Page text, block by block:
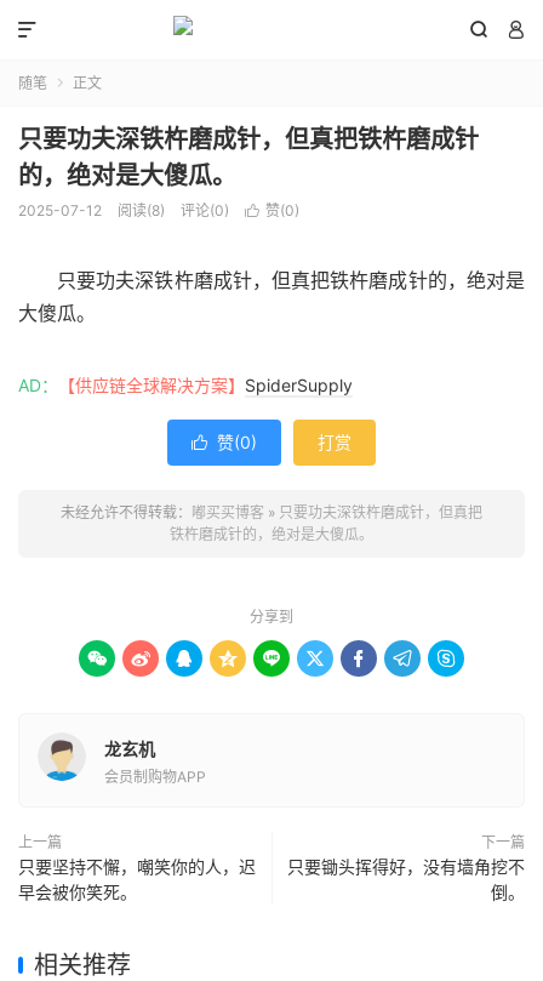
 

随笔  正文
只要功夫深铁杵磨成针，但真把铁杵磨成针
的，绝对是大傻瓜。
2025-07-12 阅读(8) 评论(0)  赞(0)
只要功夫深铁杵磨成针，但真把铁杵磨成针的，绝对是
大傻瓜。
AD： 【供应链全球解决方案】 SpiderSupply
 赞(0) 打赏
未经允许不得转载： 嘟买买博客 » 只要功夫深铁杵磨成针，但真把
铁杵磨成针的，绝对是大傻瓜。
分享到
        
龙玄机
会员制购物APP
上一篇
只要坚持不懈，嘲笑你的人，迟
早会被你笑死。
下一篇
只要锄头挥得好，没有墙角挖不
倒。
相关推荐